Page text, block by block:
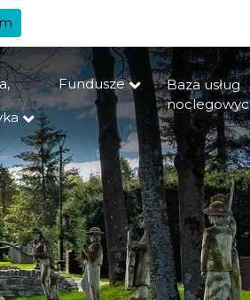
Fundusze
Baza usług